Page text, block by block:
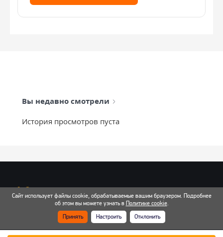
Вы недавно смотрели
История просмотров пуста
info@mixtcar.ru
Почта для связи
Сайт использует файлы cookie, обрабатываемые вашим браузером. Подробнее
об этом вы можете узнать в Политике cookie.
Принять
Настроить Отклонить